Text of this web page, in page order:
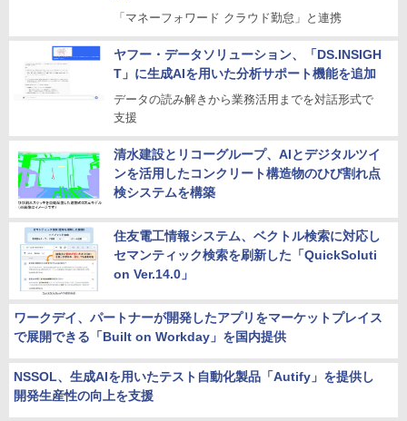
「マネーフォワード クラウド勤怠」と連携
ヤフー・データソリューション、「DS.INSIGH
T」に生成AIを用いた分析サポート機能を追加
データの読み解きから業務活用までを対話形式で
支援
清水建設とリコーグループ、AIとデジタルツイ
ンを活用したコンクリート構造物のひび割れ点
検システムを構築
住友電工情報システム、ベクトル検索に対応し
セマンティック検索を刷新した「QuickSoluti
on Ver.14.0」
ワークデイ、パートナーが開発したアプリをマーケットプレイス
で展開できる「Built on Workday」を国内提供
NSSOL、生成AIを用いたテスト自動化製品「Autify」を提供し
開発生産性の向上を支援